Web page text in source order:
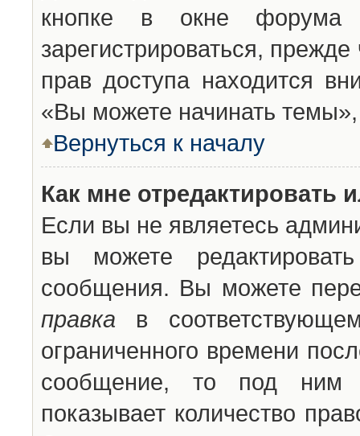
кнопке в окне
зарегистрироваться,
прав доступа находится
«Вы можете начинать
Вернуться к началу
Как мне отредактировать
Если вы не являетесь
вы можете
сообщения. Вы можете
правка в
ограниченного времени
сообщение, то под ним
показывает количество